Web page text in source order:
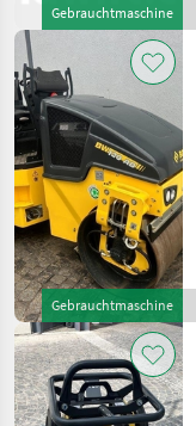
Gebrauchtmaschine
Gebrauchtmaschine